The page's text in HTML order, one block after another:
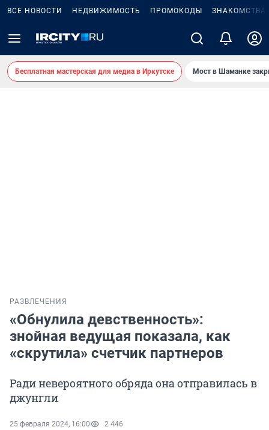
ВСЕ НОВОСТИ НЕДВИЖИМОСТЬ ПРОМОКОДЫ ЗНАКОМСТВА
Бесплатная мастерская для медиа в Иркутске Мост в Шаманке
РАЗВЛЕЧЕНИЯ
«Обнулила девственность»:
знойная ведущая показала, как
«скрутила» счетчик партнеров
Ради невероятного обряда она отправилась в
джунгли
25 февраля 2024, 16:00 2 446